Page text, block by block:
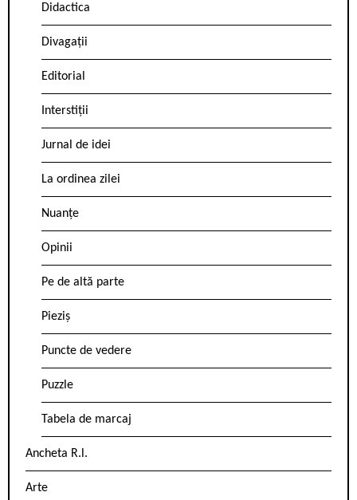
Didactica
Divagații
Editorial
Interstiții
Jurnal de idei
La ordinea zilei
Nuanțe
Opinii
Pe de altă parte
Pieziș
Puncte de vedere
Puzzle
Tabela de marcaj
Ancheta R.l.
Arte